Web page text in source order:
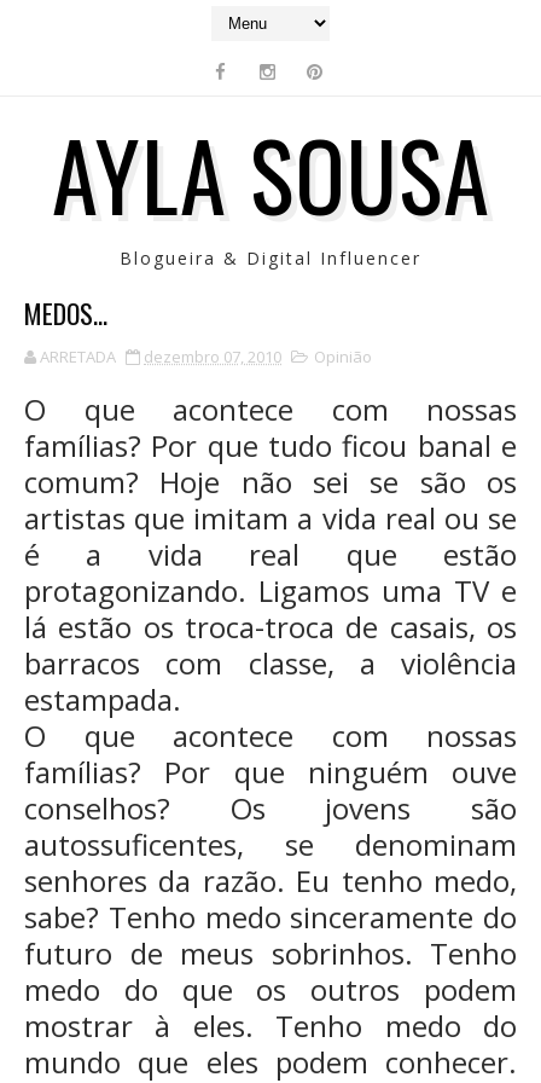
AYLA SOUSA
Blogueira & Digital Influencer
MEDOS...
ARRETADA dezembro 07, 2010 Opinião
O que acontece com nossas
famílias? Por que tudo ficou banal e
comum? Hoje não sei se são os
artistas que imitam a vida real ou se
é a vida real que estão
protagonizando. Ligamos uma TV e
lá estão os troca-troca de casais, os
barracos com classe, a violência
estampada.
O que acontece com nossas
famílias? Por que ninguém ouve
conselhos? Os jovens são
autossuficentes, se denominam
senhores da razão. Eu tenho medo,
sabe? Tenho medo sinceramente do
futuro de meus sobrinhos. Tenho
medo do que os outros podem
mostrar à eles. Tenho medo do
mundo que eles podem conhecer.